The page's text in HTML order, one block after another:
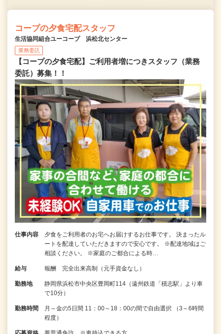
コープの夕食宅配スタッフ
生活協同組合ユーコープ 浜松北センター
業務委託
【コープの夕食宅配】ご利用者増につきスタッフ（業務
委託）募集！！
仕事内容
夕食をご利用者のお宅へお届けするお仕事です。 決まったル
ートを配達していただきますので安心です。 ※配達地域はご
相談ください。 ※家庭のご都合による時…
給与 報酬 完全出来高制（元手資金なし）
勤務地
静岡県浜松市中央区豊岡町114（遠州鉄道「積志駅」より車
で10分）
勤務時間
月～金の5日間 11：00～18：00の間で自由選択 （3～6時間
程度）